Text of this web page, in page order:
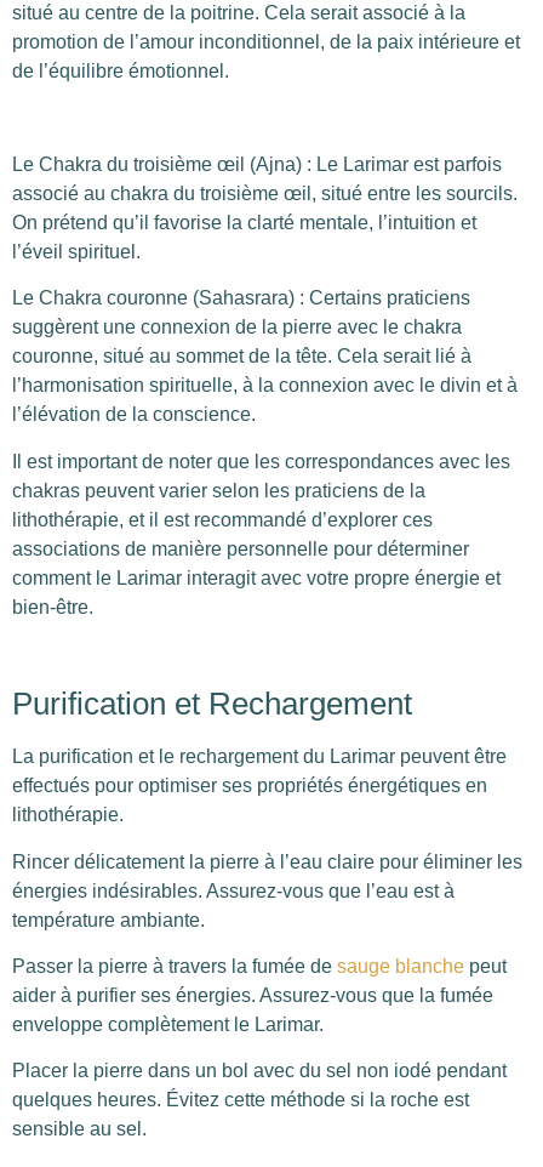
situé au centre de la poitrine. Cela serait associé à la
promotion de l’amour inconditionnel, de la paix intérieure et
de l’équilibre émotionnel.
Le Chakra du troisième œil (Ajna) : Le Larimar est parfois
associé au chakra du troisième œil, situé entre les sourcils.
On prétend qu’il favorise la clarté mentale, l’intuition et
l’éveil spirituel.
Le Chakra couronne (Sahasrara) : Certains praticiens
suggèrent une connexion de la pierre avec le chakra
couronne, situé au sommet de la tête. Cela serait lié à
l’harmonisation spirituelle, à la connexion avec le divin et à
l’élévation de la conscience.
Il est important de noter que les correspondances avec les
chakras peuvent varier selon les praticiens de la
lithothérapie, et il est recommandé d’explorer ces
associations de manière personnelle pour déterminer
comment le Larimar interagit avec votre propre énergie et
bien-être.
Purification et Rechargement
La purification et le rechargement du Larimar peuvent être
effectués pour optimiser ses propriétés énergétiques en
lithothérapie.
Rincer délicatement la pierre à l’eau claire pour éliminer les
énergies indésirables. Assurez-vous que l’eau est à
température ambiante.
Passer la pierre à travers la fumée de sauge blanche peut
aider à purifier ses énergies. Assurez-vous que la fumée
enveloppe complètement le Larimar.
Placer la pierre dans un bol avec du sel non iodé pendant
quelques heures. Évitez cette méthode si la roche est
sensible au sel.